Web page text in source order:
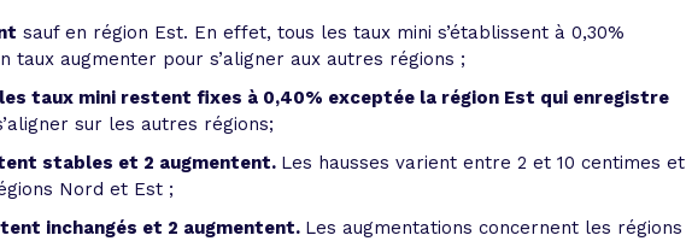
sauf en région Est. En effet, tous les taux mini s’établissent à 0,30%
taux augmenter pour s’aligner aux autres régions ;
taux mini restent fixes à 0,40% exceptée la région Est qui enregistre
sur les autres régions;
stables et 2 augmentent. Les hausses varient entre 2 et 10 centimes et
Nord et Est ;
inchangés et 2 augmentent. Les augmentations concernent les régions